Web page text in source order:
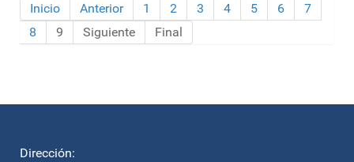
Inicio Anterior 1 2 3 4 5 6
7
8
9 Siguiente Final
Dirección: